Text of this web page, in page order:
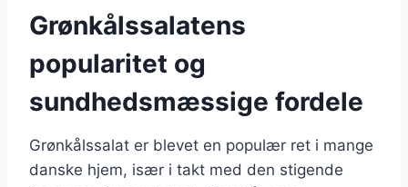
Grønkålssalatens
popularitet og
sundhedsmæssige fordele
Grønkålssalat er blevet en populær ret i mange
danske hjem, især i takt med den stigende